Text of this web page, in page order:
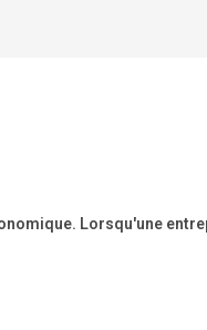
Lorsqu'une